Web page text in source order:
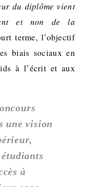
du diplôme vient
et non de la
terme, l’objectif
biais sociaux en
à l’écrit et aux
une vision
à